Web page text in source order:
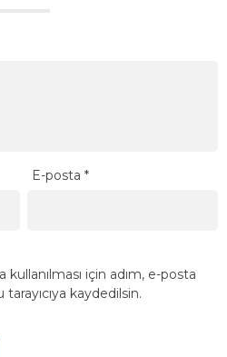
E-posta*
için adım, e-posta
kaydedilsin.